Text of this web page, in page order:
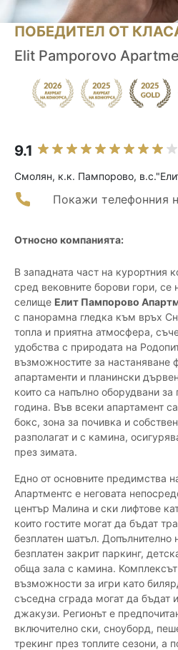
ПОБЕДИТЕЛ ОТ
Elit Pamporovo
9.1
Смолян, к.к. Пампорово,
Покажи телефонния
Относно компанията:
В западната част на курортния
сред вековните борови гори, се
селище Елит Пампорово
с панорамна гледка към връх
топла и приятна атмосфера,
удобства с природата на
възможностите за настаняване
апартаменти и планински
които са напълно оборудвани за
година. Във всеки апартамент
бокс, зона за почивка и
разполагат и с камина,
през зимата.
Едно от основните предимства
Апартментс е неговата
център Малина и ски лифтове
които гостите могат да бъдат
безплатен шатъл. Допълнително
безплатен закрит паркинг,
обща зала с камина.
възможности за игри като
съседна сграда могат да бъдат
джакузи. Регионът е
включително ски, сноуборд,
трекинг през топлите сезони, а